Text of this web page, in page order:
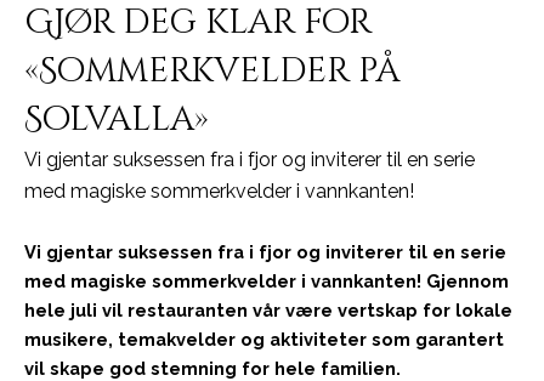
Gjør deg klar for
«Sommerkvelder på
Solvalla»
Vi gjentar suksessen fra i fjor og inviterer til en serie
med magiske sommerkvelder i vannkanten!
Vi gjentar suksessen fra i fjor og inviterer til en serie
med magiske sommerkvelder i vannkanten! Gjennom
hele juli vil restauranten vår være vertskap for lokale
musikere, temakvelder og aktiviteter som garantert
vil skape god stemning for hele familien.